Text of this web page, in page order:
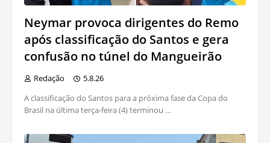
Neymar provoca dirigentes do Remo
após classificação do Santos e gera
confusão no túnel do Mangueirão
Redação
5.8.26
A classificação do Santos para a próxima fase da Copa do
Brasil na última terça-feira (4) terminou …